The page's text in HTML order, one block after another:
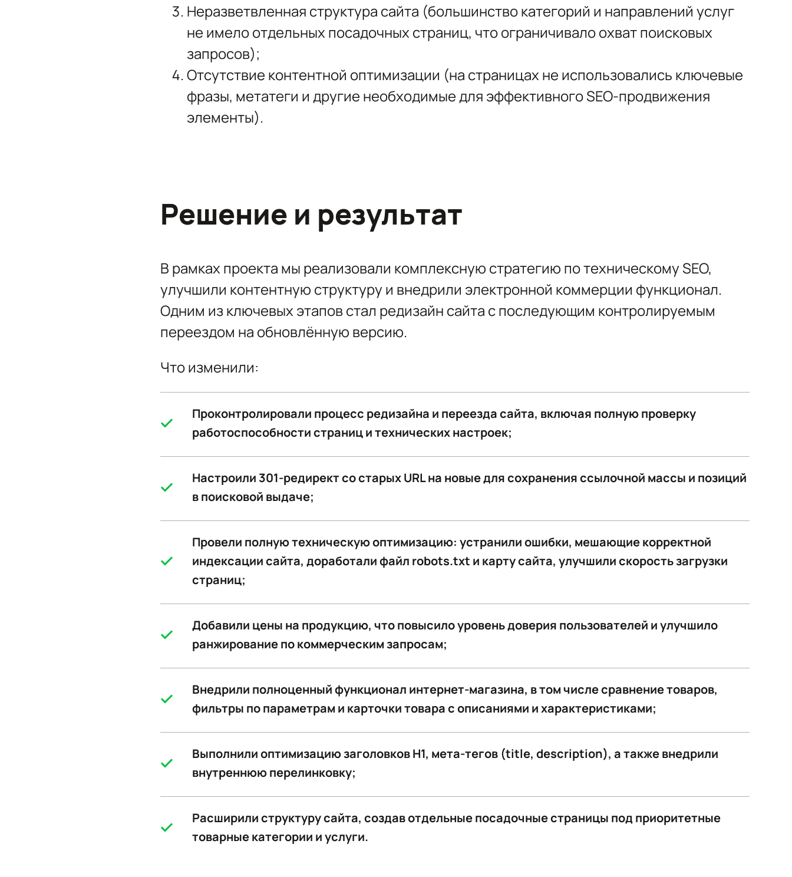
Неразветвленная структура сайта (большинство категорий и направлений услуг
не имело отдельных посадочных страниц, что ограничивало охват поисковых
запросов);
Отсутствие контентной оптимизации (на страницах не использовались ключевые
фразы, метатеги и другие необходимые для эффективного SEO-продвижения
элементы).
Решение и результат
В рамках проекта мы реализовали комплексную стратегию по техническому SEO,
улучшили контентную структуру и внедрили электронной коммерции функционал.
Одним из ключевых этапов стал редизайн сайта с последующим контролируемым
переездом на обновлённую версию.
Что изменили:
Проконтролировали процесс редизайна и переезда сайта, включая полную проверку
работоспособности страниц и технических настроек;
Настроили 301-редирект со старых URL на новые для сохранения ссылочной массы и позиций
в поисковой выдаче;
Провели полную техническую оптимизацию: устранили ошибки, мешающие корректной
индексации сайта, доработали файл robots.txt и карту сайта, улучшили скорость загрузки
страниц;
Добавили цены на продукцию, что повысило уровень доверия пользователей и улучшило
ранжирование по коммерческим запросам;
Внедрили полноценный функционал интернет-магазина, в том числе сравнение товаров,
фильтры по параметрам и карточки товара с описаниями и характеристиками;
Выполнили оптимизацию заголовков H1, мета-тегов (title, description), а также внедрили
внутреннюю перелинковку;
Расширили структуру сайта, создав отдельные посадочные страницы под приоритетные
товарные категории и услуги.